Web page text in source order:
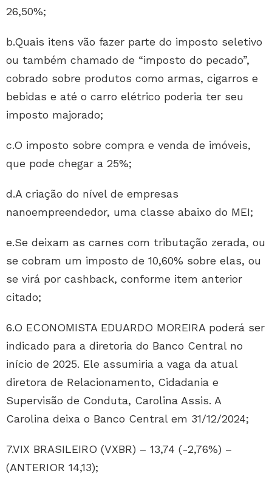
26,50%;
b.Quais itens vão fazer parte do imposto seletivo
ou também chamado de “imposto do pecado”,
cobrado sobre produtos como armas, cigarros e
bebidas e até o carro elétrico poderia ter seu
imposto majorado;
c.O imposto sobre compra e venda de imóveis,
que pode chegar a 25%;
d.A criação do nível de empresas
nanoempreendedor, uma classe abaixo do MEI;
e.Se deixam as carnes com tributação zerada, ou
se cobram um imposto de 10,60% sobre elas, ou
se virá por cashback, conforme item anterior
citado;
6.O ECONOMISTA EDUARDO MOREIRA poderá ser
indicado para a diretoria do Banco Central no
início de 2025. Ele assumiria a vaga da atual
diretora de Relacionamento, Cidadania e
Supervisão de Conduta, Carolina Assis. A
Carolina deixa o Banco Central em 31/12/2024;
7.VIX BRASILEIRO (VXBR) – 13,74 (-2,76%) –
(ANTERIOR 14,13);